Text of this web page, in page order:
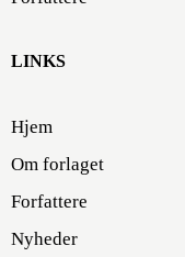
LINKS
Hjem
Om forlaget
Forfattere
Nyheder